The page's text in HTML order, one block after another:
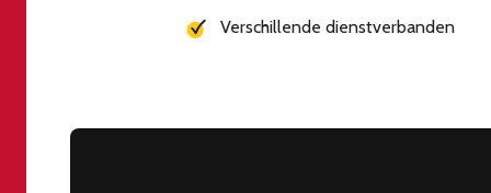
Verschillende dienstverbanden